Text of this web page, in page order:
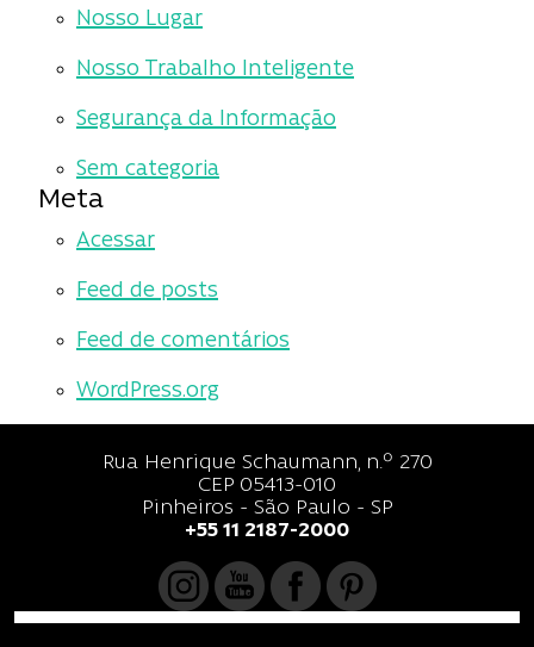
Nosso Lugar
Nosso Trabalho Inteligente
Segurança da Informação
Sem categoria
Meta
Acessar
Feed de posts
Feed de comentários
WordPress.org
Rua Henrique Schaumann, n.º 270
CEP 05413-010
Pinheiros - São Paulo - SP
+55 11 2187-2000